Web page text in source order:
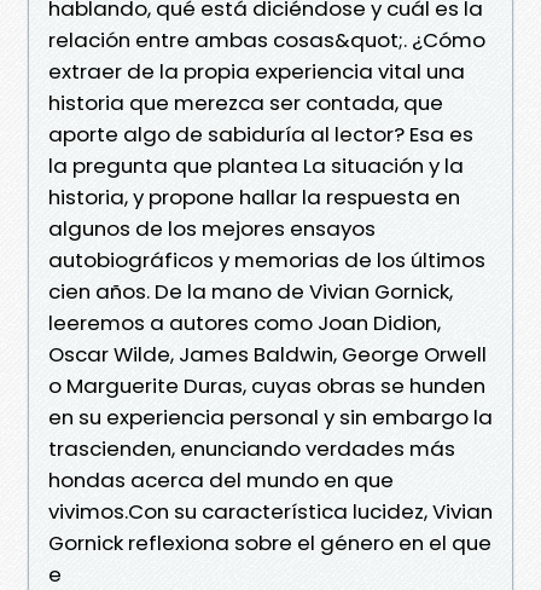
hablando, qué está diciéndose y cuál es la
relación entre ambas cosas&quot;. ¿Cómo
extraer de la propia experiencia vital una
historia que merezca ser contada, que
aporte algo de sabiduría al lector? Esa es
la pregunta que plantea La situación y la
historia, y propone hallar la respuesta en
algunos de los mejores ensayos
autobiográficos y memorias de los últimos
cien años. De la mano de Vivian Gornick,
leeremos a autores como Joan Didion,
Oscar Wilde, James Baldwin, George Orwell
o Marguerite Duras, cuyas obras se hunden
en su experiencia personal y sin embargo la
trascienden, enunciando verdades más
hondas acerca del mundo en que
vivimos.Con su característica lucidez, Vivian
Gornick reflexiona sobre el género en el que
e